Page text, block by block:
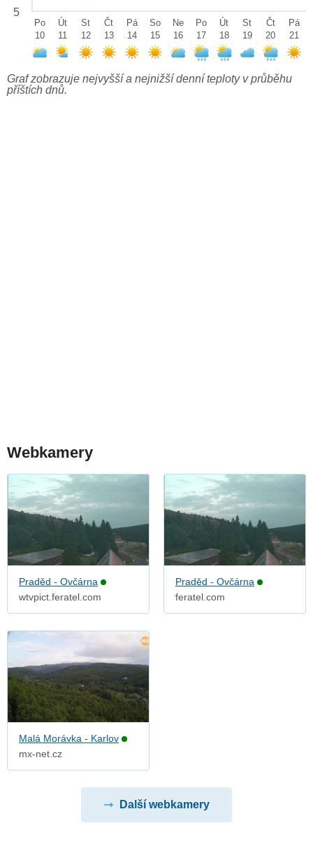
5
Po
10
Út
11
St
12
Čt
13
Pá
14
So
15
Ne
16
Po
17
Út
18
St
19
Čt
20
Pá
21
Graf zobrazuje nejvyšší a nejnižší denní teploty v průběhu
příštích dnů.
Webkamery
Praděd - Ovčárna
wtvpict.feratel.com
Praděd - Ovčárna
feratel.com
Malá Morávka - Karlov
mx-net.cz
Další webkamery